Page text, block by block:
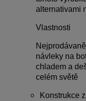
alternativami
Vlastnosti
návleky na
chladem a
celém světě
Konstrukce